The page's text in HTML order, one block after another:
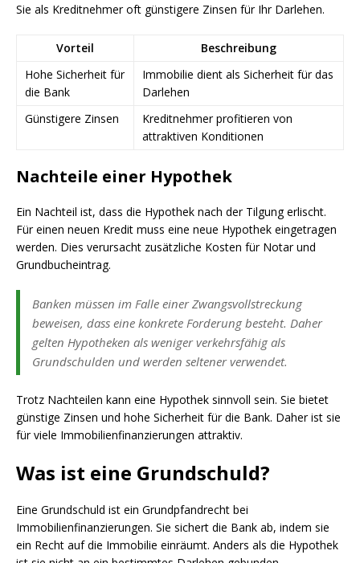
Sie als Kreditnehmer oft günstigere Zinsen für Ihr Darlehen.
Vorteil
Beschreibung
Hohe Sicherheit für
die Bank
Immobilie dient als Sicherheit für das
Darlehen
Günstigere Zinsen
Kreditnehmer profitieren von
attraktiven Konditionen
Nachteile einer Hypothek
Ein Nachteil ist, dass die Hypothek nach der Tilgung erlischt.
Für einen neuen Kredit muss eine neue Hypothek eingetragen
werden. Dies verursacht zusätzliche Kosten für Notar und
Grundbucheintrag.
Banken müssen im Falle einer Zwangsvollstreckung
beweisen, dass eine konkrete Forderung besteht. Daher
gelten Hypotheken als weniger verkehrsfähig als
Grundschulden und werden seltener verwendet.
Trotz Nachteilen kann eine Hypothek sinnvoll sein. Sie bietet
günstige Zinsen und hohe Sicherheit für die Bank. Daher ist sie
für viele Immobilienfinanzierungen attraktiv.
Was ist eine Grundschuld?
Eine Grundschuld ist ein Grundpfandrecht bei
Immobilienfinanzierungen. Sie sichert die Bank ab, indem sie
ein Recht auf die Immobilie einräumt. Anders als die Hypothek